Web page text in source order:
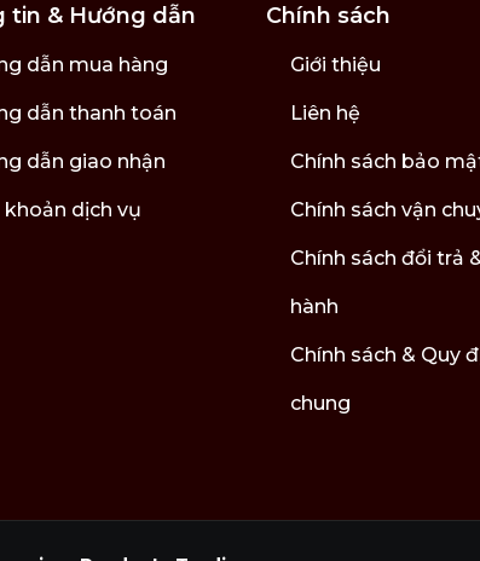
tin & Hướng dẫn
dẫn mua hàng
dẫn thanh toán
dẫn giao nhận
dịch vụ
Chính sách
Giới thiệu
Liên hệ
Chính sách bảo
Chính sách vận
Chính sách đổi trả
hành
Chính sách & Quy
chung